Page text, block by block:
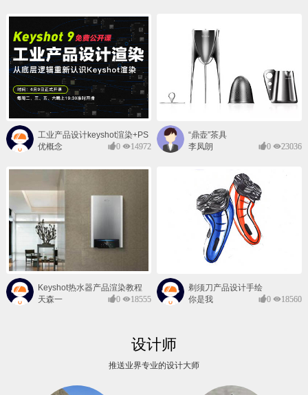
工业产品设计keyshot渲染+PS
后期班
优概念 0 14972
“鼎壶”茶具
李凤朗
0 23036
Keyshot热水器产品渲染教程
天森一
0 18555
剃须刀产品设计手绘
你是我
0 18560
设计师
推送业界专业的设计大师